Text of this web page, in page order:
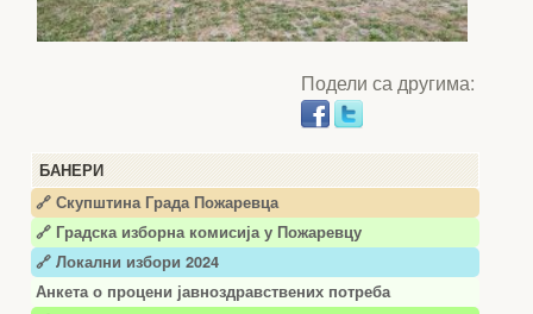
БАНЕРИ
🔗 Скупштина Града Пожаревца
🔗 Градска изборна комисија у Пожаревцу
🔗 Локални избори 2024
Анкета о процени јавноздравствених потреба
Подели са другима: